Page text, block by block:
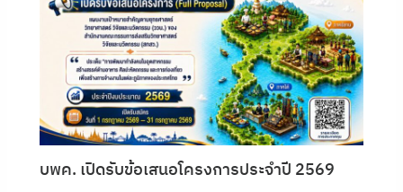
บพค. เปิดรับข้อเสนอโครงการประจำปี 2569